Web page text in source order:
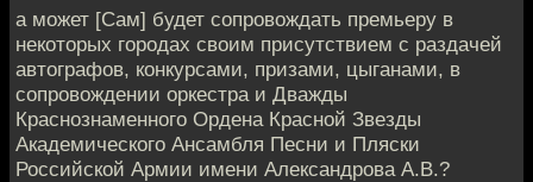
а может [Сам] будет сопровождать премьеру в
некоторых городах своим присутствием с раздачей
автографов, конкурсами, призами, цыганами, в
сопровождении оркестра и Дважды
Краснознаменного Ордена Красной Звезды
Академического Ансамбля Песни и Пляски
Российской Армии имени Александрова А.В.?